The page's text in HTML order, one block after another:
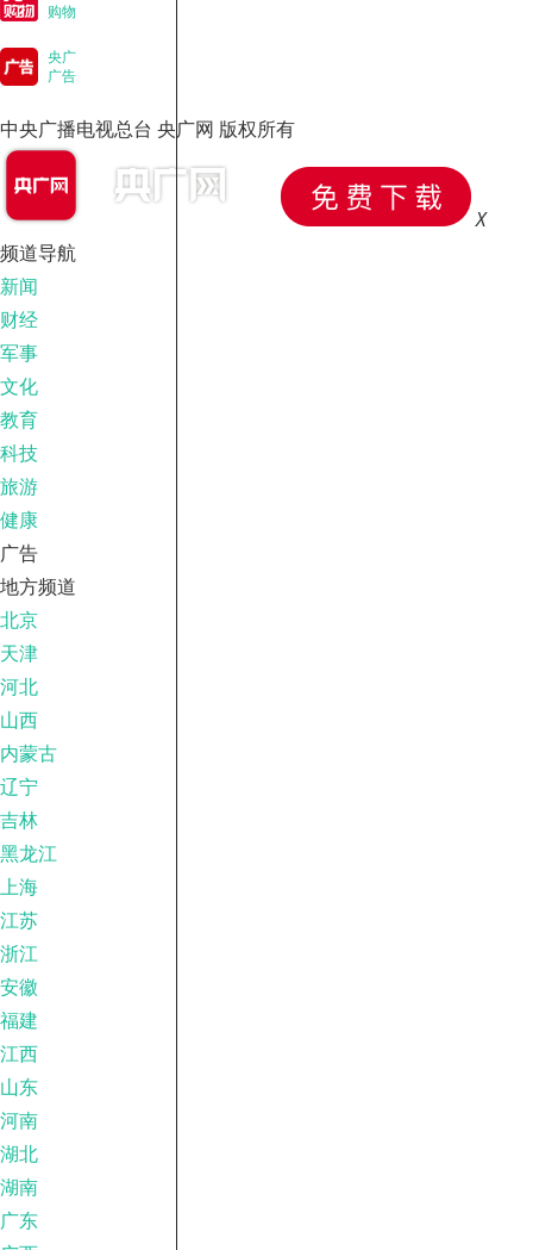
购物
央广
广告
中央广播电视总台 央广网 版权所有
X
频道导航
新闻
财经
军事
文化
教育
科技
旅游
健康
广告
地方频道
北京
天津
河北
山西
内蒙古
辽宁
吉林
黑龙江
上海
江苏
浙江
安徽
福建
江西
山东
河南
湖北
湖南
广东